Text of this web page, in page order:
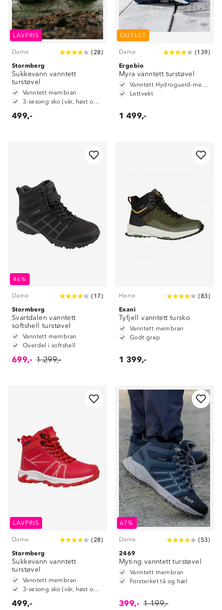
LAVPRIS
Dame (28)
Stormberg
Sukkevann vanntett
turstøvel
Vanntett membran
3-sesong sko (vår, høst og vinter)
499,-
OUTLET
Dame (139)
Ergobio
Myra vanntett turstøvel
Vanntett Hydroguard-membran
Lettvekt
1 499,-
46%
Dame ( 17)
Stormberg
Svartdalen vanntett
softshell turstøvel
Vanntett membran
Overdel i softshell
699,- 1 299,-
Herre (83)
Exani
Tyfjell vanntett tursko
Vanntett membran
Godt grep
1 399,-
LAVPRIS
Dame (28)
Stormberg
Sukkevann vanntett
turstøvel
Vanntett membran
3-sesong sko (vår, høst og vinter)
499,-
67%
Dame (53)
2469
Myting vanntett turstøvel
Vanntett membran
Forsterket tå og hæl
399,- 1 199,-